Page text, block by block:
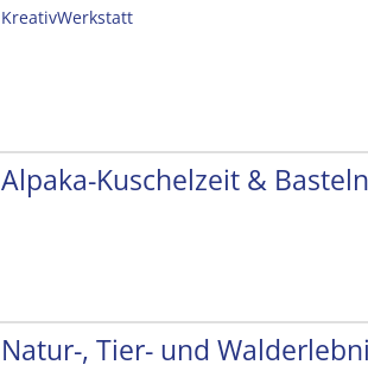
KreativWerkstatt
Alpaka-Kuschelzeit &
Natur-, Tier- und